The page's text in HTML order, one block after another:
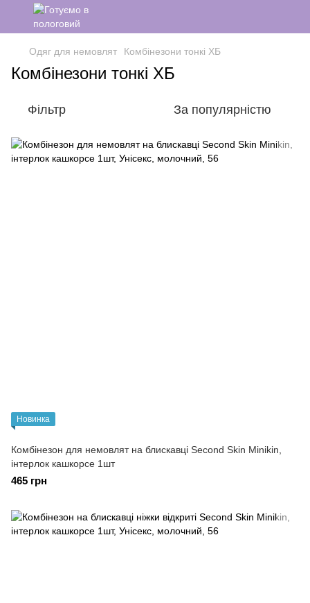
Одяг для немовлят Комбінезони тонкі ХБ
Комбінезони тонкі ХБ
Фільтр За популярністю
Новинка
Комбінезон для немовлят на блискавці Second Skin Minikin,
інтерлок кашкорсе 1шт
465 грн